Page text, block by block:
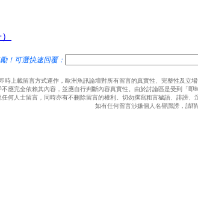
！可選快速回覆：
時上載留言方式運作，歐洲魚訊論壇對所有留言的真實性、完整性及立
應完全依賴其內容，並應自行判斷內容真實性。由於討論區是受到「
何人士留言，同時亦有不刪除留言的權利。切勿撰寫粗言穢語、誹謗
如有任何留言涉嫌個人名譽譭謗，請聯